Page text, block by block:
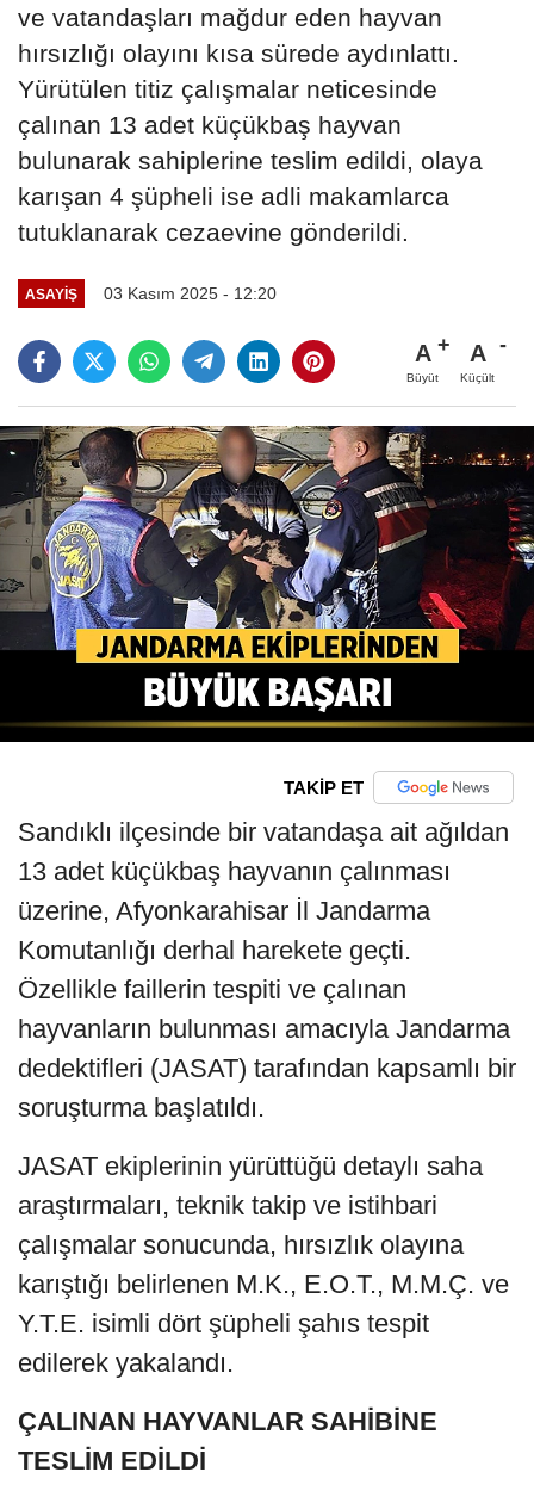
ve vatandaşları mağdur eden hayvan
hırsızlığı olayını kısa sürede aydınlattı.
Yürütülen titiz çalışmalar neticesinde
çalınan 13 adet küçükbaş hayvan
bulunarak sahiplerine teslim edildi, olaya
karışan 4 şüpheli ise adli makamlarca
tutuklanarak cezaevine gönderildi.
ASAYIŞ 03 Kasım 2025 - 12:20
A
Büyüt
A
Küçült
TAKİP ET
Sandıklı ilçesinde bir vatandaşa ait ağıldan
13 adet küçükbaş hayvanın çalınması
üzerine, Afyonkarahisar İl Jandarma
Komutanlığı derhal harekete geçti.
Özellikle faillerin tespiti ve çalınan
hayvanların bulunması amacıyla Jandarma
dedektifleri (JASAT) tarafından kapsamlı bir
soruşturma başlatıldı.
JASAT ekiplerinin yürüttüğü detaylı saha
araştırmaları, teknik takip ve istihbari
çalışmalar sonucunda, hırsızlık olayına
karıştığı belirlenen M.K., E.O.T., M.M.Ç. ve
Y.T.E. isimli dört şüpheli şahıs tespit
edilerek yakalandı.
ÇALINAN HAYVANLAR SAHİBİNE
TESLİM EDİLDİ